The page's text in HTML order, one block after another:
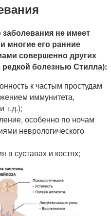
не имеет
многие его ранние
совершенно других
болезнью Стилла):
к частым простудам
иммунитета,
т.д.);
особенно по ночам
неврологического
суставах и костях;